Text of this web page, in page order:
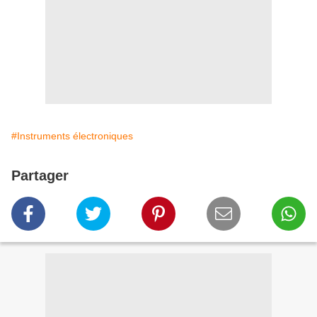
#Instruments électroniques
Partager